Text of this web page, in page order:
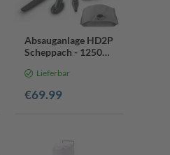
Absauganlage HD2P
Scheppach - 1250W
| inkl. Bohr-
Blasdüse
Lieferbar
€69.99